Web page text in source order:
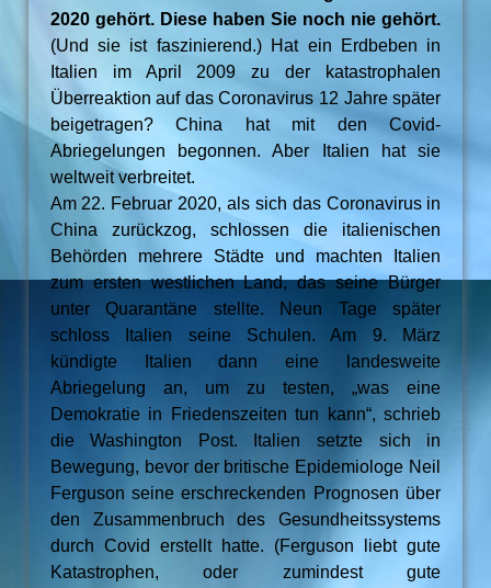
2020 gehört. Diese haben Sie noch nie gehört.
(Und sie ist faszinierend.) Hat ein Erdbeben in
Italien im April 2009 zu der katastrophalen
Überreaktion auf das Coronavirus 12 Jahre später
beigetragen? China hat mit den Covid-
Abriegelungen begonnen. Aber Italien hat sie
weltweit verbreitet.
Am 22. Februar 2020, als sich das Coronavirus in
China zurückzog, schlossen die italienischen
Behörden mehrere Städte und machten Italien
zum ersten westlichen Land, das seine Bürger
unter Quarantäne stellte. Neun Tage später
schloss Italien seine Schulen. Am 9. März
kündigte Italien dann eine landesweite
Abriegelung an, um zu testen, „was eine
Demokratie in Friedenszeiten tun kann“, schrieb
die Washington Post. Italien setzte sich in
Bewegung, bevor der britische Epidemiologe Neil
Ferguson seine erschreckenden Prognosen über
den Zusammenbruch des Gesundheitssystems
durch Covid erstellt hatte. (Ferguson liebt gute
Katastrophen, oder zumindest gute